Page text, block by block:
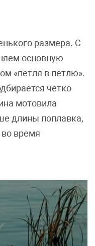
размера. С
основную
«петля в петлю».
четко
мотовила
длины поплавка,
время